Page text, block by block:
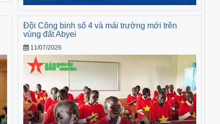
Đội Công binh số 4 và mái trường mới trên
vùng đất Abyei
11/07/2026